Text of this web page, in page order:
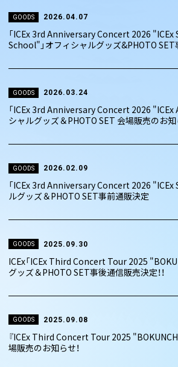
GOODS 2026.04.07
「ICEx 3rd Anniversary Concert 2026
School"」オフィシャルグッズ&PHOTO SET
GOODS 2026.03.24
「ICEx 3rd Anniversary Concert 2026 "ICEx
シャルグッズ＆PHOTO SET 会場販売のお
GOODS 2026.02.09
「ICEx 3rd Anniversary Concert 2026 "ICEx
ルグッズ＆PHOTO SET事前通販決定
GOODS 2025.09.30
ICEx「ICEx Third Concert Tour 2025
グッズ＆PHOTO SET事後通信販売決定！！
GOODS 2025.09.08
『ICEx Third Concert Tour 2025 "BOKUNCHI"
場販売のお知らせ！